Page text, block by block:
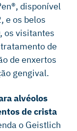
disponível
e os belos
os visitantes
de
de enxertos
gengival.
alvéolos
de crista
o Geistlich